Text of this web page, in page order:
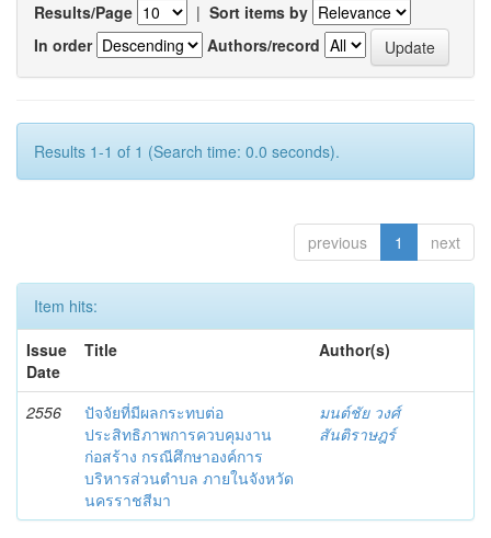
Results/Page | Sort items by
In order
Authors/record
Results 1-1 of 1 (Search time: 0.0 seconds).
previous 1 next
Item hits:
Issue
Date
Title Author(s)
2556
ปัจจัยที่มีผลกระทบต่อ
ประสิทธิภาพการควบคุมงาน
ก่อสร้าง กรณีศึกษาองค์การ
บริหารส่วนตำบล ภายในจังหวัด
นครราชสีมา
มนต์ชัย วงศ์
สันติราษฎร์